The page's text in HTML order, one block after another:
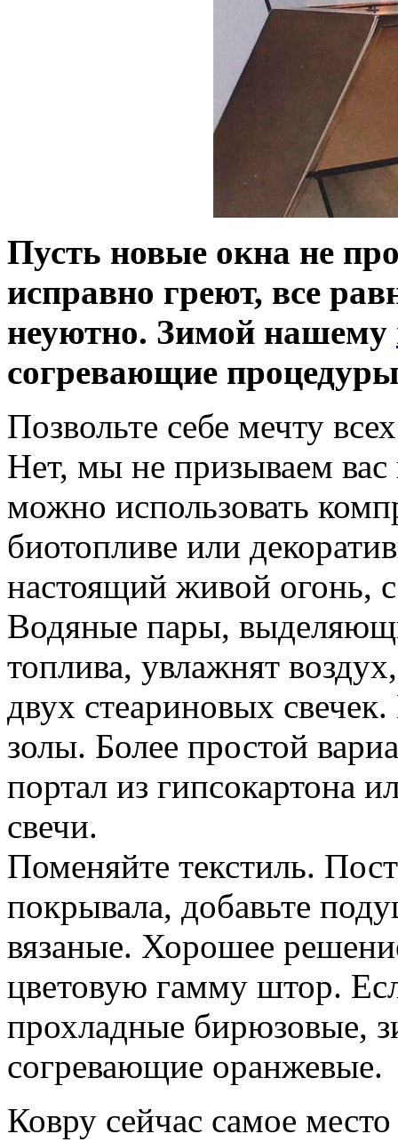
Пусть новые окна не
исправно греют, все
неуютно. Зимой нашему
согревающие
Позвольте себе мечту
Нет, мы не призываем
можно использовать
биотопливе или
настоящий живой огонь,
Водяные пары,
топлива, увлажнят
двух стеариновых
золы. Более простой
портал из гипсокартона
свечи.
Поменяйте текстиль.
покрывала, добавьте
вязаные. Хорошее
цветовую гамму штор.
прохладные бирюзовые,
согревающие оранжевые.
Ковру сейчас самое